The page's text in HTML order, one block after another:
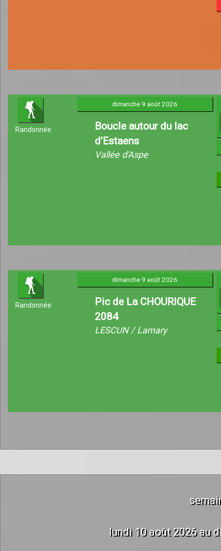
Randonnée
dimanche 9 août 2026
Boucle autour du lac
d’Estaens
Vallée d'Aspe
Randonnée
dimanche 9 août 2026
Pic de La CHOURIQUE
2084
LESCUN / Lamary
lundi 10 août 2026 au